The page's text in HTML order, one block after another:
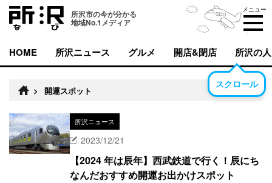
所沢市の今が分かる
地域No.1メディア
メニュー
HOME 所沢ニュース グルメ 開店&閉店 所沢の人
スクロール
> 開運スポット
所沢ニュース
2023/12/21
【2024 年は辰年】西武鉄道で行く！辰にち
なんだおすすめ開運お出かけスポット